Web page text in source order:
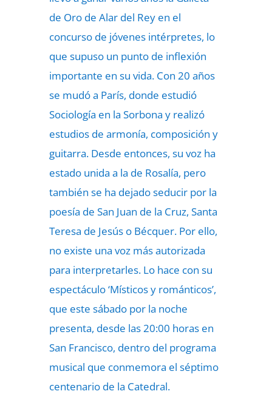
de Oro de Alar del Rey en el
concurso de jóvenes intérpretes, lo
que supuso un punto de inflexión
importante en su vida. Con 20 años
se mudó a París, donde estudió
Sociología en la Sorbona y realizó
estudios de armonía, composición y
guitarra. Desde entonces, su voz ha
estado unida a la de Rosalía, pero
también se ha dejado seducir por la
poesía de San Juan de la Cruz, Santa
Teresa de Jesús o Bécquer. Por ello,
no existe una voz más autorizada
para interpretarles. Lo hace con su
espectáculo ‘Místicos y románticos’,
que este sábado por la noche
presenta, desde las 20:00 horas en
San Francisco, dentro del programa
musical que conmemora el séptimo
centenario de la Catedral.